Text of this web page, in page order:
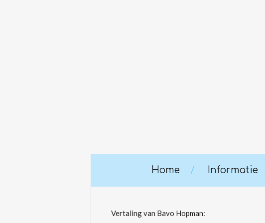
Home Informatie
Vertaling van Bavo Hopman: